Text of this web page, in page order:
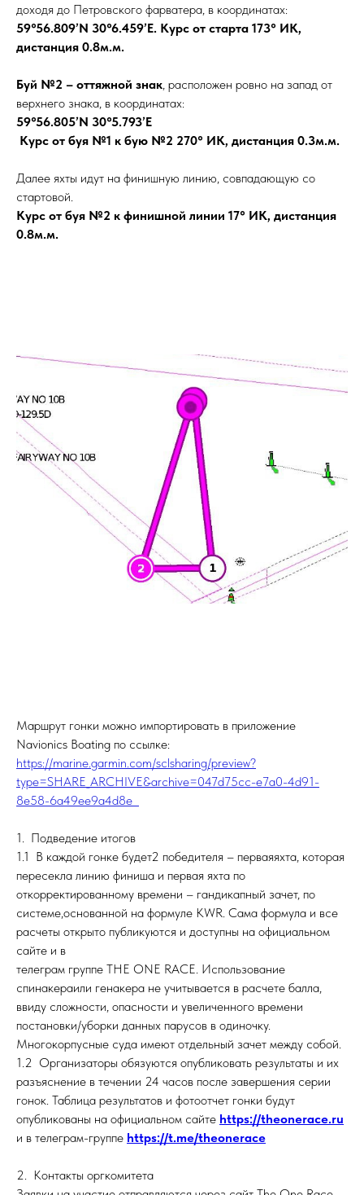
доходя до Петровского фарватера, в координатах:
59°56.809’N 30°6.459’E. Курс от старта 173° ИК,
дистанция 0.8м.м.
Буй №2 – оттяжной знак, расположен ровно на запад от
верхнего знака, в координатах:
59°56.805’N 30°5.793’E
Курс от буя №1 к бую №2 270° ИК, дистанция 0.3м.м.
Далее яхты идут на финишную линию, совпадающую со
стартовой.
Курс от буя №2 к финишной линии 17° ИК, дистанция
0.8м.м.
Маршрут гонки можно импортировать в приложение
Navionics Boating по ссылке:
https://marine.garmin.com/sclsharing/preview?
type=SHARE_ARCHIVE&archive=047d75cc-e7a0-4d91-
8e58-6a49ee9a4d8e
1. Подведение итогов
1.1 В каждой гонке будет2 победителя – перваяяхта, которая
пересекла линию финиша и первая яхта по
откорректированному времени – гандикапный зачет, по
системе,основанной на формуле KWR. Сама формула и все
расчеты открыто публикуются и доступны на официальном
сайте и в
телеграм группе THE ONE RACE. Использование
спинакераили генакера не учитывается в расчете балла,
ввиду сложности, опасности и увеличенного времени
постановки/уборки данных парусов в одиночку.
Многокорпусные суда имеют отдельный зачет между собой.
1.2 Организаторы обязуются опубликовать результаты и их
разъяснение в течении 24 часов после завершения серии
гонок. Таблица результатов и фотоотчет гонки будут
опубликованы на официальном сайте https://theonerace.ru
и в телеграм-группе https://t.me/theonerace
2. Контакты оргкомитета